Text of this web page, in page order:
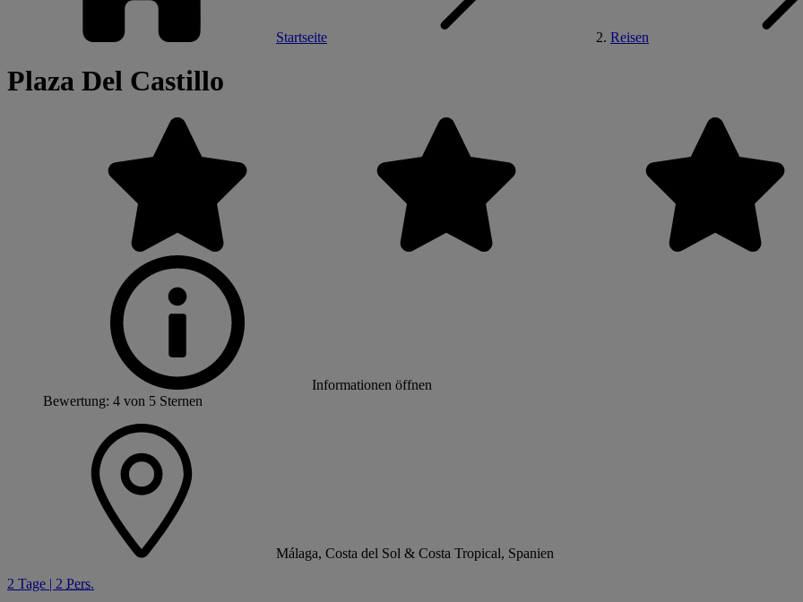
Startseite Reisen
Plaza Del Castillo
Informationen öffnen
Bewertung: 4 von 5 Sternen
Málaga, Costa del Sol & Costa Tropical, Spanien
2 Tage | 2 Pers.